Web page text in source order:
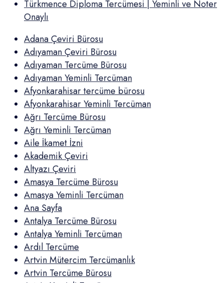
Türkmence Diploma Tercümesi | Yeminli ve Noter
Onaylı
Adana Çeviri Bürosu
Adıyaman Çeviri Bürosu
Adıyaman Tercüme Bürosu
Adıyaman Yeminli Tercüman
Afyonkarahisar tercüme bürosu
Afyonkarahisar Yeminli Tercüman
Ağrı Tercüme Bürosu
Ağrı Yeminli Tercüman
Aile İkamet İzni
Akademik Çeviri
Altyazı Çeviri
Amasya Tercüme Bürosu
Amasya Yeminli Tercüman
Ana Sayfa
Antalya Tercüme Bürosu
Antalya Yeminli Tercüman
Ardıl Tercüme
Artvin Mütercim Tercümanlık
Artvin Tercüme Bürosu